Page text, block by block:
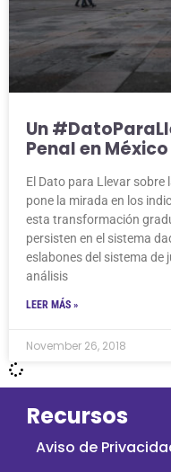
Un
Penal en México
El Dato para Llevar sobre
pone la mirada en los
esta transformación
persisten en el sistema
eslabones del sistema de
análisis
LEER MÁS »
November 26, 2018
Recursos
Aviso de